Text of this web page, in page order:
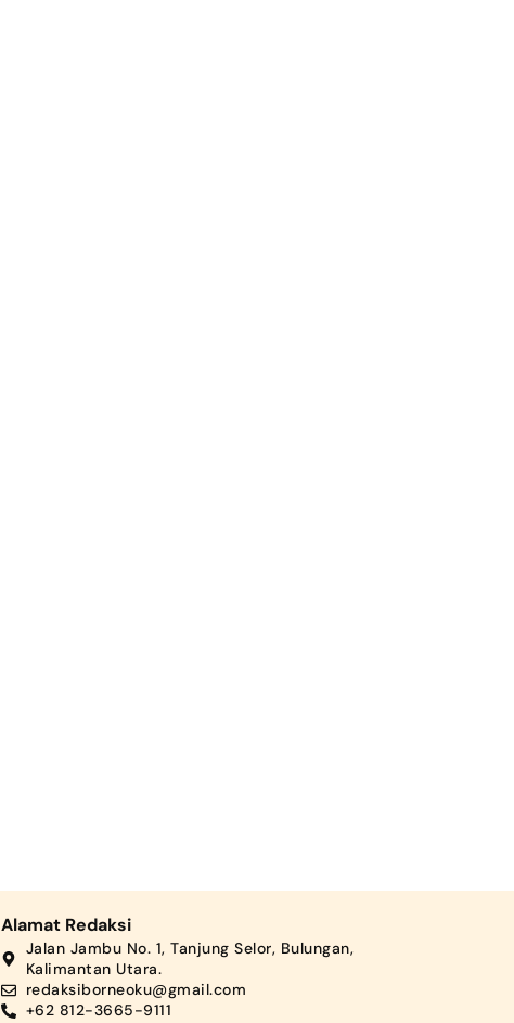
Alamat Redaksi
Jalan Jambu No. 1, Tanjung Selor, Bulungan,
Kalimantan Utara.
redaksiborneoku@gmail.com
+62 812-3665-9111